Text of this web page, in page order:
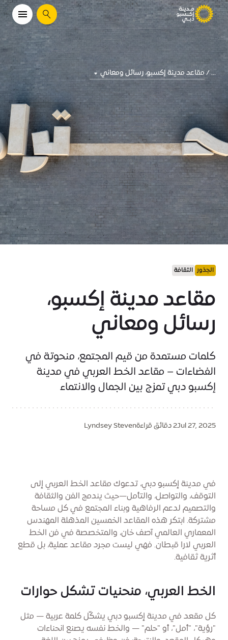
يبحث
... مقاعد مدينة إكسبو، رسائل ومعاني
الجذور الثقافة
مقاعد مدينة إكسبو،
رسائل ومعاني
كلمات مستمدة من قيم المجتمع، منحوتة في
الفضاءات – مقاعد الخط العربي في مدينة
إكسبو دبي تمزج بين الجمال والانتماء
Jul 27, 20252 دقائق قراءة Lyndsey Steven
في مدينة إكسبو دبي، تدعوك مقاعد الخط العربي إلى
التوقف، والتواصل، والتأمل—حيث يندمج الفن والثقافة
والتصميم لدعم الرفاهية وبناء المجتمع في كل مساحة
مشتركة. ابتكر هذه المقاعد الخمسين المذهلة المهندس
المعماري العالمي آصف خان، والمتخصصة في فن الخط
العربي لارا قبطان. فهي ليست مجرد مقاعد عملية، بل قطع
أثرية ثقافية.
الخط العربي، منحنيات تشكل حوارات
كل مقعد في مدينة إكسبو دبي يشكّل كلمة عربية — مثل
"رؤية"، "أمل"، أو "حلم" — والخط نفسه يصنع انحناءات